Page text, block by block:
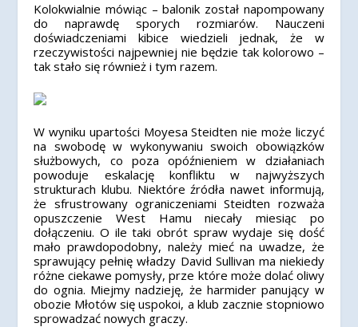
Kolokwialnie mówiąc – balonik został napompowany
do naprawdę sporych rozmiarów. Nauczeni
doświadczeniami kibice wiedzieli jednak, że w
rzeczywistości najpewniej nie będzie tak kolorowo –
tak stało się również i tym razem.
W wyniku upartości Moyesa Steidten nie może liczyć
na swobodę w wykonywaniu swoich obowiązków
służbowych, co poza opóźnieniem w działaniach
powoduje eskalację konfliktu w najwyższych
strukturach klubu. Niektóre źródła nawet informują,
że sfrustrowany ograniczeniami Steidten rozważa
opuszczenie West Hamu niecały miesiąc po
dołączeniu. O ile taki obrót spraw wydaje się dość
mało prawdopodobny, należy mieć na uwadze, że
sprawujący pełnię władzy David Sullivan ma niekiedy
różne ciekawe pomysły, prze które może dolać oliwy
do ognia. Miejmy nadzieję, że harmider panujący w
obozie Młotów się uspokoi, a klub zacznie stopniowo
sprowadzać nowych graczy.